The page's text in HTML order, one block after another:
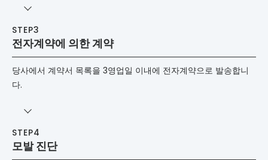
전자계약에 의한 계약
당사에서 계약서 목록을 3영업일 이내에 전자계약으로 발송합니
다.
모발 진단